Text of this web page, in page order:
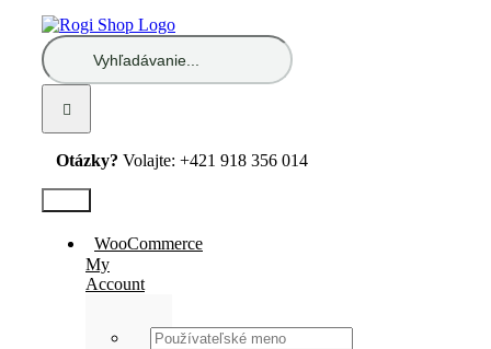
content
Hľadať:
Otázky? Volajte: +421 918 356 014
WooCommerce
My
Account
Username: